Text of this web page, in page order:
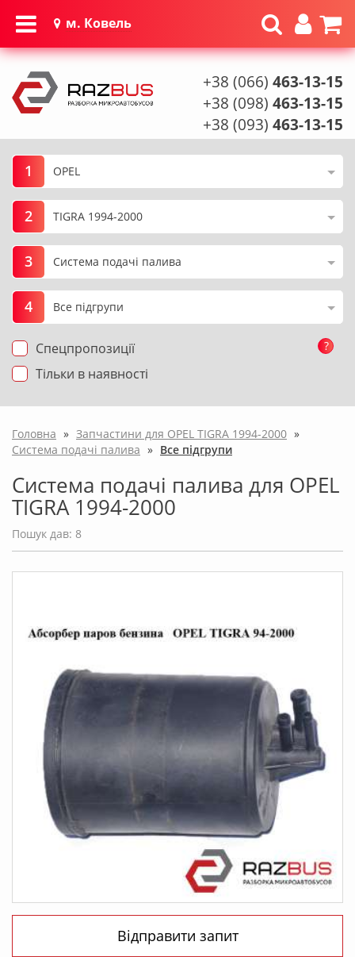
м. Ковель
+38 (066) 463-13-15
+38 (098) 463-13-15
+38 (093) 463-13-15
1
2
3
4
Спецпропозиції
Тільки в наявності
?
Головна » Запчастини для OPEL TIGRA 1994-2000 »
Система подачі палива » Все підгрупи
Система подачі палива для OPEL
TIGRA 1994-2000
Пошук дав: 8
Відправити запит